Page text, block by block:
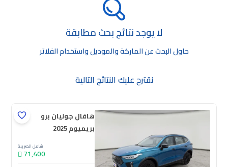
لا يوجد نتائج بحث مطابقة
حاول البحث عن الماركة والموديل واستخدام الفلاتر
نقترح عليك النتائج التالية
هافال جوليان برو
بريميوم 2025
شامل الضريبة
71,400